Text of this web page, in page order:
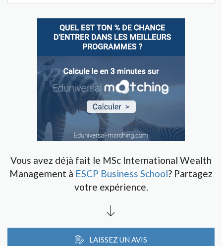
Vous avez déjà fait le MSc International Wealth
Management à ESCP Business School? Partagez
votre expérience.
LAISSEZ UN AVIS